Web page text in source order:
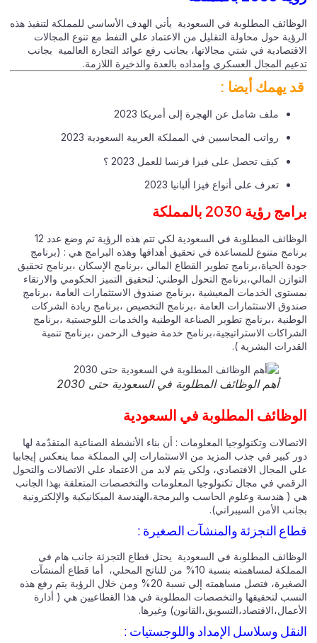
المطلوبة في السعودية يأتي الهدف الأساسي للمملكة لتنفيذ هذه
حول محاولة التقليل من الاعتماد علي النفط مع تنوع المجالات
في شتي مجالاتها، بجانب رفع عوائد التجارة العالمية بجانب
المجال العسكري وإمداده بالعدة والذخيرة اللازمة.
يهمك أيضا :
ملف شامل عن الهجرة إلى أمريكا 2023
رواتب المحاسبين في المملكة العربية السعودية 2023
كيف تحصل على فيزا فرنسا للعمل 2023 ؟
تعرف على أنواع فيزا ألبانيا 2023
رؤية 2030 بالمملكة
الوظائف المطلوبة في السعودية لكي تتم هذه الرؤية تم وضع عدد 12
متنوع للمساعدة في تحقيق أهدافها وهذه البرامج هي : (برنامج
الحياة،برنامج تطوير القطاع المالي ،برنامج الإسكان ،برنامج تحقيق
المالي،برنامج التحول الوطني: لتحقيق التميز الحكومي والارتقاء
الخدمات المعيشية ،برنامج صندوق الاستثمارات العامة ،برنامج
الاستثمارات العامة ،برنامج التخصيص ،برنامج ريادة الشركات
،برنامج تطوير الصناعة الوطنية والخدمات اللوجستية ،برنامج
الاستراتيجية،برنامج خدمة ضيوف الرحمن ،برنامج تنمية
البشرية ).
أهم الوظائف المطلوبة في السعودية حتى 2030
المطلوبة في السعودية
وتكنولوجيا المعلومات : أن بناء الأنشطة الصناعية المتقدّمة لها
كبير في جذب المزيد من الاستثمارات إلي المملكة مما ينعكس إيجابيا
المجال الافتصادي، ولكي يتم لابد من الاعتماد علي الاتصالات والتحول
في مجال تكنولوجيا المعلومات والتخصصات المتعلقة بهذا الجانب
( هندسة وعلوم الحاسب والبرمجة،الهندسة الميكانيكية والإلكترونية
الأمن السيبراني).
التجزئة والمنشآت الصغيرة :
المطلوبة في السعودية يحتل قطاع التجزئة جانب هام في
المملكة لمساهمته بنسبة 10% من للناتج المحلي، أما قطاع ألمنشآت
الصغيرة، فتصل مساهمته إلي نسبة 20% ومن خلال الرؤية يتم رفع هذه
لتحقيقها والتخصصات المطلوبة في هذا القطاعيين هي ( أدارة
وغيرها.
وسلاسل الإمداد واللوجستيات :